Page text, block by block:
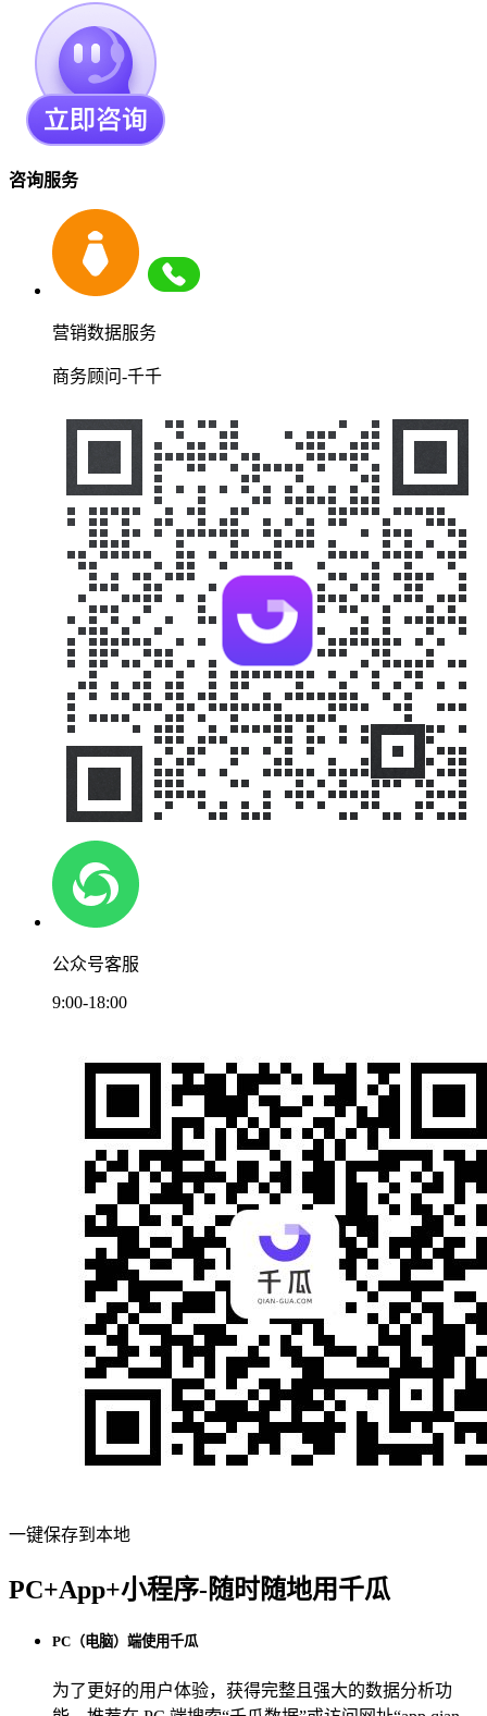
咨询服务
营销数据服务
商务顾问-千千
公众号客服
9:00-18:00
一键保存到本地
PC+App+小程序-随时随地用千瓜
PC（电脑）端使用千瓜
为了更好的用户体验，获得完整且强大的数据分析功